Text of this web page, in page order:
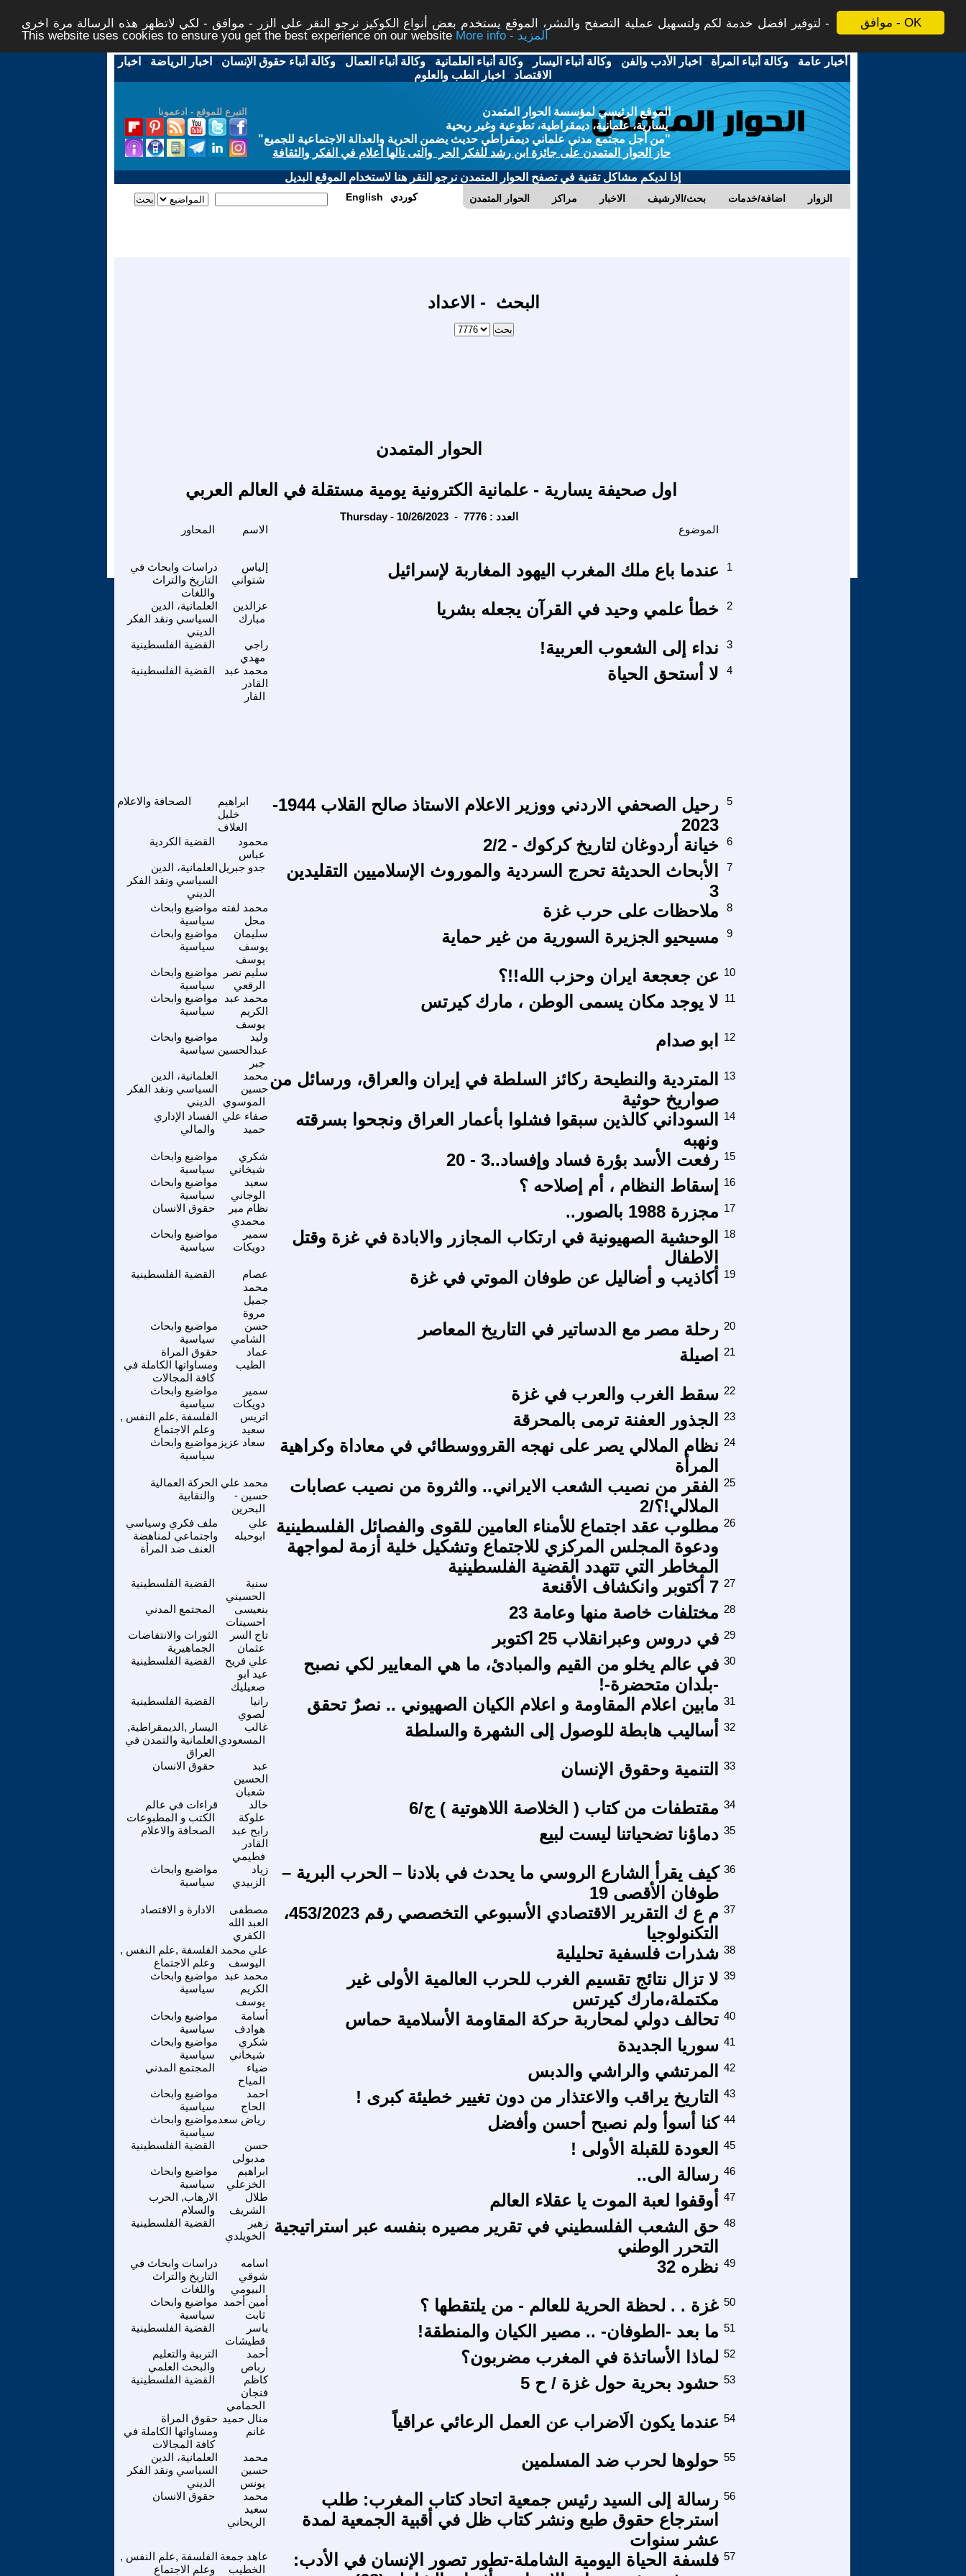
موافق - OK
لتوفير افضل خدمة لكم ولتسهيل عملية التصفح والنشر، الموقع يستخدم بعض أنواع الكوكيز نرجو النقر على الزر - موافق - لكي لاتظهر هذه الرسالة مرة اخرى -
This website uses cookies to ensure you get the best experience on our website
More info - المزيد
أخبار عامة -وكالة أنباء المرأة - اخبار الأدب والفن -وكالة أنباء اليسار -وكالة أنباء العلمانية -وكالة أنباء العمال -وكالة أنباء حقوق الإنسان - اخبار الرياضة - اخبار
الاقتصاد - اخبار الطب والعلوم
التبرع للموقع - ادعمونا
الموقع الرئيسي لمؤسسة الحوار المتمدن
يسارية، علمانية، ديمقراطية، تطوعية وغير ربحية
"من أجل مجتمع مدني علماني ديمقراطي حديث يضمن الحرية والعدالة الاجتماعية للجميع"
حاز الحوار المتمدن على جائزة ابن رشد للفكر الحر والتى نالها أعلام في الفكر والثقافة
إذا لديكم مشاكل تقنية في تصفح الحوار المتمدن نرجو النقر هنا لاستخدام الموقع البديل
الحوار المتمدن مراكز الاخبار بحث/الارشيف اضافة/خدمات الزوار English كوردي
البحث - الاعداد
الحوار المتمدن
اول صحيفة يسارية - علمانية الكترونية يومية مستقلة في العالم العربي
Thursday - 10/26/2023 - العدد : 7776
الاسم الموضوع
دراسات وابحاث في
التاريخ والتراث
واللغات
إلياس
شتواني
عندما باع ملك المغرب اليهود المغاربة لإسرائيل 1
العلمانية، الدين
السياسي ونقد الفكر
الديني
عزالدين
مبارك
خطأ علمي وحيد في القرآن يجعله بشريا 2
القضية الفلسطينية
راجي
مهدي
نداء إلى الشعوب العربية! 3
القضية الفلسطينية
محمد عبد
القادر
الفار
لا أستحق الحياة 4
الصحافة والاعلام
ابراهيم
خليل
العلاف
رحيل الصحفي الاردني ووزير الاعلام الاستاذ صالح القلاب 1944-
2023
5
القضية الكردية
محمود
عباس
خيانة أردوغان لتاريخ كركوك - 2/2 6
العلمانية، الدين
السياسي ونقد الفكر
الديني
جدو جبريل
الأبحاث الحديثة تحرج السردية والموروث الإسلاميين التقليدين
3
7
مواضيع وابحاث
سياسية
محمد لفته
محل
ملاحظات على حرب غزة 8
مواضيع وابحاث
سياسية
سليمان
يوسف
يوسف
مسيحيو الجزيرة السورية من غير حماية 9
مواضيع وابحاث
سياسية
سليم نصر
الرقعي
عن جعجعة ايران وحزب الله!!؟ 10
مواضيع وابحاث
سياسية
محمد عبد
الكريم
يوسف
لا يوجد مكان يسمى الوطن ، مارك كيرتس 11
مواضيع وابحاث
سياسية
وليد
عبدالحسين
جبر
ابو صدام 12
العلمانية، الدين
السياسي ونقد الفكر
الديني
محمد
حسين
الموسوي
المتردية والنطيحة ركائز السلطة في إيران والعراق، ورسائل من
صواريخ حوثية
13
الفساد الإداري
والمالي
صفاء علي
حميد
السوداني كالذين سبقوا فشلوا بأعمار العراق ونجحوا بسرقته
ونهبه
14
مواضيع وابحاث
سياسية
شكري
شيخاني
رفعت الأسد بؤرة فساد وإفساد..3 - 20 15
مواضيع وابحاث
سياسية
سعيد
الوجاني
إسقاط النظام ، أم إصلاحه ؟ 16
حقوق الانسان
نظام مير
محمدي
مجزرة 1988 بالصور.. 17
مواضيع وابحاث
سياسية
سمير
دويكات
الوحشية الصهيونية في ارتكاب المجازر والابادة في غزة وقتل
الاطفال
18
القضية الفلسطينية
عصام
محمد
جميل
مروة
أكاذيب و أضاليل عن طوفان الموتي في غزة 19
مواضيع وابحاث
سياسية
حسن
الشامي
رحلة مصر مع الدساتير في التاريخ المعاصر 20
حقوق المراة
ومساواتها الكاملة في
كافة المجالات
عماد
الطيب
اصيلة 21
مواضيع وابحاث
سياسية
سمير
دويكات
سقط الغرب والعرب في غزة 22
الفلسفة ,علم النفس ,
وعلم الاجتماع
اتريس
سعيد
الجذور العفنة ترمى بالمحرقة 23
مواضيع وابحاث
سياسية
سعاد عزيز
نظام الملالي يصر على نهجه القرووسطائي في معاداة وکراهية
المرأة
24
الحركة العمالية
والنقابية
محمد علي
حسين -
البحرين
الفقر من نصيب الشعب الايراني.. والثروة من نصيب عصابات
الملالي!؟/2
25
ملف فكري وسياسي
واجتماعي لمناهضة
العنف ضد المرأة
علي
ابوحبله
مطلوب عقد اجتماع للأمناء العامين للقوى والفصائل الفلسطينية
ودعوة المجلس المركزي للاجتماع وتشكيل خلية أزمة لمواجهة
المخاطر التي تتهدد القضية الفلسطينية
26
القضية الفلسطينية
سنية
الحسيني
7 أكتوبر وانكشاف الأقنعة 27
المجتمع المدني
بنعيسى
احسينات
مختلفات خاصة منها وعامة 23 28
الثورات والانتفاضات
الجماهيرية
تاج السر
عثمان
في دروس وعبرانقلاب 25 اكتوبر 29
القضية الفلسطينية
علي فريح
عيد ابو
صعيليك
في عالم يخلو من القيم والمبادئ، ما هي المعايير لكي نصبح
-بلدان متحضرة-!
30
القضية الفلسطينية
رانيا
لصوي
مابين اعلام المقاومة و اعلام الكيان الصهيوني .. نصرٌ تحقق 31
اليسار ,الديمقراطية,
العلمانية والتمدن في
العراق
غالب
المسعودي
أساليب هابطة للوصول إلى الشهرة والسلطة 32
حقوق الانسان
عبد
الحسين
شعبان
التنمية وحقوق الإنسان 33
قراءات في عالم
الكتب و المطبوعات
خالد
علوكة
مقتطفات من كتاب ( الخلاصة اللاهوتية ) ج/6 34
الصحافة والاعلام
رابح عبد
القادر
فطيمي
دماؤنا تضحياتنا ليست لبيع 35
مواضيع وابحاث
سياسية
زياد
الزبيدي
كيف يقرأ الشارع الروسي ما يحدث في بلادنا – الحرب البرية –
طوفان الأقصى 19
36
الادارة و الاقتصاد
مصطفى
العبد الله
الكفري
م ع ك التقرير الاقتصادي الأسبوعي التخصصي رقم 453/2023،
التكنولوجيا
37
الفلسفة ,علم النفس ,
وعلم الاجتماع
علي محمد
اليوسف
شذرات فلسفية تحليلية 38
مواضيع وابحاث
سياسية
محمد عبد
الكريم
يوسف
لا تزال نتائج تقسيم الغرب للحرب العالمية الأولى غير
مكتملة،مارك كيرتس
39
مواضيع وابحاث
سياسية
أسامة
هوادف
تحالف دولي لمحاربة حركة المقاومة الأسلامية حماس 40
مواضيع وابحاث
سياسية
شكري
شيخاني
سوريا الجديدة 41
المجتمع المدني
ضياء
المياح
المرتشي والراشي والدبس 42
مواضيع وابحاث
سياسية
احمد
الحاج
التاريخ يراقب والاعتذار من دون تغيير خطيئة كبرى ! 43
مواضيع وابحاث
سياسية
رياض سعد كنا أسوأ ولم نصبح أحسن وأفضل 44
القضية الفلسطينية
حسن
مدبولى
العودة للقبلة الأولى ! 45
مواضيع وابحاث
سياسية
ابراهيم
الخزعلي
رسالة الى.. 46
الارهاب, الحرب
والسلام
طلال
الشريف
أوقفوا لعبة الموت يا عقلاء العالم 47
القضية الفلسطينية
زهير
الخويلدي
حق الشعب الفلسطيني في تقرير مصيره بنفسه عبر استراتيجية
التحرر الوطني
48
دراسات وابحاث في
التاريخ والتراث
واللغات
اسامه
شوقي
البيومي
نظره 32 49
مواضيع وابحاث
سياسية
أمين أحمد
ثابت
غزة . . لحظة الحرية للعالم - من يلتقطها ؟ 50
القضية الفلسطينية
ياسر
قطيشات
ما بعد -الطوفان- .. مصير الكيان والمنطقة! 51
التربية والتعليم
والبحث العلمي
أحمد
رباص
لماذا الأساتذة في المغرب مضربون؟ 52
القضية الفلسطينية
كاظم
فنجان
الحمامي
حشود بحرية حول غزة / ح 5 53
حقوق المراة
ومساواتها الكاملة في
كافة المجالات
منال حميد
غانم
عندما يكون الَاضراب عن العمل الرعائي عراقياً 54
العلمانية، الدين
السياسي ونقد الفكر
الديني
محمد
حسين
يونس
حولوها لحرب ضد المسلمين 55
حقوق الانسان
محمد
سعيد
الريحاني
رسالة إلى السيد رئيس جمعية اتحاد كتاب المغرب: طلب
استرجاع حقوق طبع ونشر كتاب ظل في أقبية الجمعية لمدة
عشر سنوات
56
الفلسفة ,علم النفس ,
وعلم الاجتماع
عاهد جمعة
الخطيب
فلسفة الحياة اليومية الشاملة-تطور تصور الإنسان في الأدب: 57